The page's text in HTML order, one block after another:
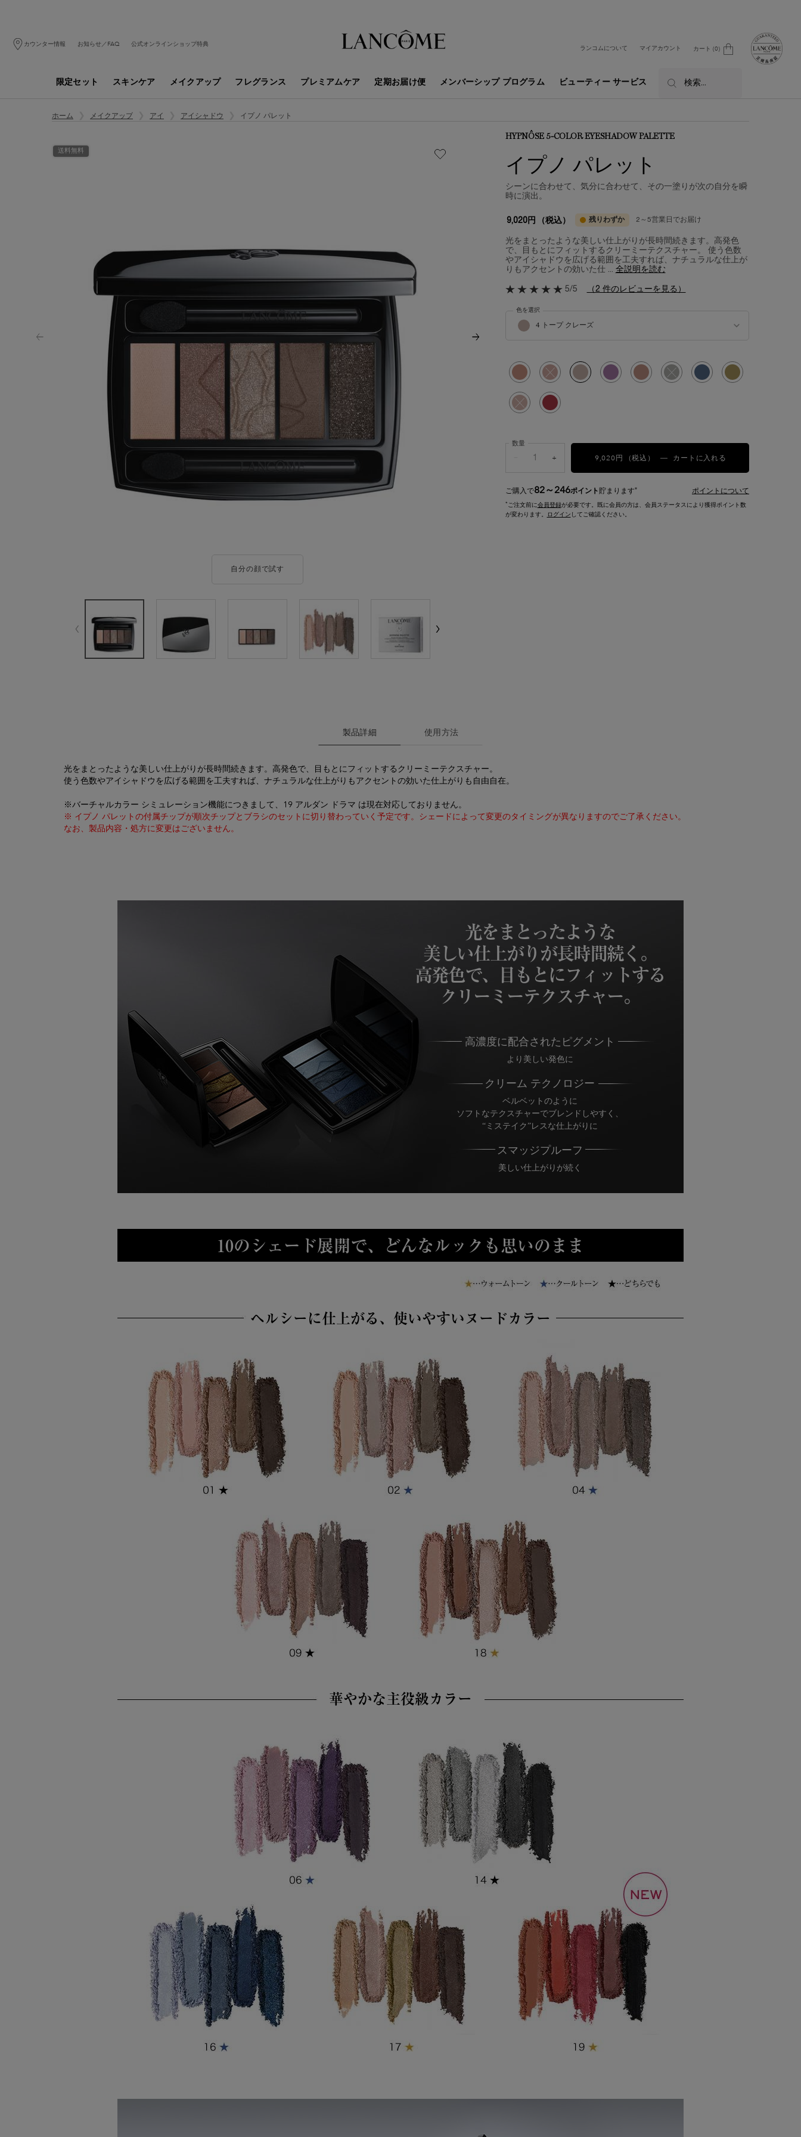
カウンター情報 お知らせ／FAQ 公式オンラインショップ特典
ランコムについて マイアカウント カート 0
0 カート内の製品
限定セット スキンケア メイクアップ フレグランス プレミアムケア 定期お届け便 メンバーシップ プログラム ビューティー サービス 検索...
ホーム メイクアップ アイ アイシャドウ イプノ パレット
HYPNÔSE 5-COLOR EYESHADOW PALETTE
イプノ パレット
シーンに合わせて、気分に合わせて、その一塗りが次の自分を瞬
時に演出。
9,020円 （税込） 残りわずか 2～5営業日でお届け
光をまとったような美しい仕上がりが長時間続きます。高発色
で、目もとにフィットするクリーミーテクスチャー。 使う色数
やアイシャドウを広げる範囲を工夫すれば、ナチュラルな仕上が
りもアクセントの効いた仕 ... 全説明を読む
5/5 （2 件のレビューを見る）
送料無料
自分の顔で試す
4 トープ クレーズ
色を選択
選択済み
1 フレンチ ヌード, 1/10
選択済み
商品バリエーションは在庫切れです, 2 ベージュ ブリュレ, 2/10
選択済み
4 トープ クレーズ, 3/10
選択済み
6 ルフレ ダメティスト, 4/10
選択済み
9 フレシェールロゼ, 5/10
選択済み
商品バリエーションは在庫切れです, 14
選択済み
16 ドラマデニム, 7/10
選択済み
17 ブロンズ アプソリ
選択済み
商品バリエーションは在庫切れです, 18 ヌードスカルプチュラル, 9/10
選択済み
19 アルダン ドラマ, 10/10
数量
+ 9,020円 （税込） ― カートに入れる
ご購入で82～246ポイント貯まります* ポイントについて
* ご注文前に会員登録が必要です。既に会員の方は、会員ステータスにより獲得ポイント数
が変わります。
ログイン してご確認ください。
製品詳細 使用方法
光をまとったような美しい仕上がりが長時間続きます。高発色で、目もとにフィットするクリーミーテクスチャー。
使う色数やアイシャドウを広げる範囲を工夫すれば、ナチュラルな仕上がりもアクセントの効いた仕上がりも自由自在。
※バーチャルカラー シミュレーション機能につきまして、19 アルダン ドラマ は現在対応しておりません。
※ イプノ パレットの付属チップが順次チップとブラシのセットに切り替わっていく予定です。シェードによって変更のタイミングが異なりますのでご了承ください。
なお、製品内容・処方に変更はございません。
光をまとったような
美しい仕上がりが長時間続く。
高発色で、目もとにフィットする
クリーミーテクスチャー。
高濃度に配合されたピグメント
より美しい発色に
クリーム テクノロジー
ベルベットのように
ソフトなテクスチャーでブレンドしやすく、
“ミステイク”レスな仕上がりに
スマッジプルーフ
美しい仕上がりが続く
10のシェード展開で、どんなルックも思いのまま
ヘルシーに仕上がる、使いやすいヌードカラー
華やかな主役級カラー